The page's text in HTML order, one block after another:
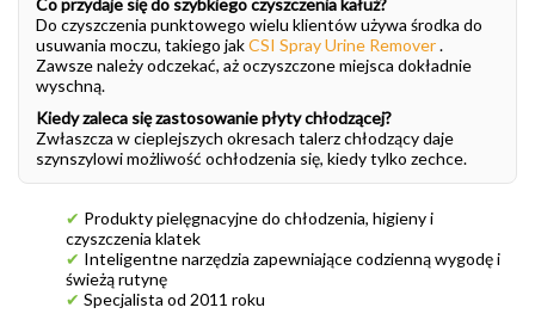
Co przydaje się do szybkiego czyszczenia kałuż?
Do czyszczenia punktowego wielu klientów używa środka do
usuwania moczu, takiego jakCSI Spray Urine Remover.
Zawsze należy odczekać, aż oczyszczone miejsca dokładnie
wyschną.
Kiedy zaleca się zastosowanie płyty chłodzącej?
Zwłaszcza w cieplejszych okresach talerz chłodzący daje
szynszylowi możliwość ochłodzenia się, kiedy tylko zechce.
✔ Produkty pielęgnacyjne do chłodzenia, higieny i
czyszczenia klatek
✔ Inteligentne narzędzia zapewniające codzienną wygodę i
świeżą rutynę
✔ Specjalista od 2011 roku